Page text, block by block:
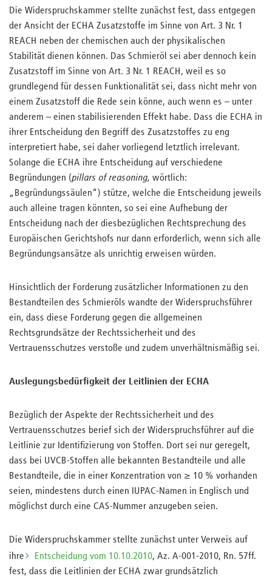
Die Widerspruchskammer stellte zunächst fest, dass entgegen
der Ansicht der ECHA Zusatzstoffe im Sinne von Art. 3 Nr. 1
REACH neben der chemischen auch der physikalischen
Stabilität dienen können. Das Schmieröl sei aber dennoch kein
Zusatzstoff im Sinne von Art. 3 Nr. 1 REACH, weil es so
grundlegend für dessen Funktionalität sei, dass nicht mehr von
einem Zusatzstoff die Rede sein könne, auch wenn es – unter
anderem – einen stabilisierenden Effekt habe. Dass die ECHA in
ihrer Entscheidung den Begriff des Zusatzstoffes zu eng
interpretiert habe, sei daher vorliegend letztlich irrelevant.
Solange die ECHA ihre Entscheidung auf verschiedene
Begründungen (pillars of reasoning, wörtlich:
„Begründungssäulen“) stütze, welche die Entscheidung jeweils
auch alleine tragen könnten, so sei eine Aufhebung der
Entscheidung nach der diesbezüglichen Rechtsprechung des
Europäischen Gerichtshofs nur dann erforderlich, wenn sich alle
Begründungsansätze als unrichtig erweisen würden.
Hinsichtlich der Forderung zusätzlicher Informationen zu den
Bestandteilen des Schmieröls wandte der Widerspruchsführer
ein, dass diese Forderung gegen die allgemeinen
Rechtsgrundsätze der Rechtssicherheit und des
Vertrauensschutzes verstoße und zudem unverhältnismäßig sei.
Auslegungsbedürfigkeit der Leitlinien der ECHA
Bezüglich der Aspekte der Rechtssicherheit und des
Vertrauensschutzes berief sich der Widerspruchsführer auf die
Leitlinie zur Identifizierung von Stoffen. Dort sei nur geregelt,
dass bei UVCB-Stoffen alle bekannten Bestandteile und alle
Bestandteile, die in einer Konzentration von ≥ 10 % vorhanden
seien, mindestens durch einen IUPAC-Namen in Englisch und
möglichst durch eine CAS-Nummer anzugeben seien.
Die Widerspruchskammer stellte zunächst unter Verweis auf
ihre
Entscheidung vom 10.10.2010, Az. A-001-2010, Rn. 57ff.
fest, dass die Leitlinien der ECHA zwar grundsätzlich